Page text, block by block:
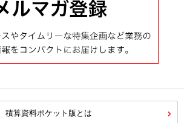
積算資料ポケット版とは